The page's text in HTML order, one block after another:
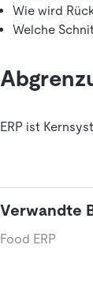
Wie wird
Welche
ERP ist
Verwandte
Food ERP